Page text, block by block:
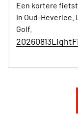
Een kortere
in Oud-Heverlee.
Golf.